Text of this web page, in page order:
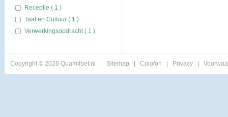
Receptie ( 1 )
Taal en Cultuur ( 1 )
Verwerkingsopdracht ( 1 )
Copyright © 2026 Quamlibet.nl Sitemap Colofon Privacy